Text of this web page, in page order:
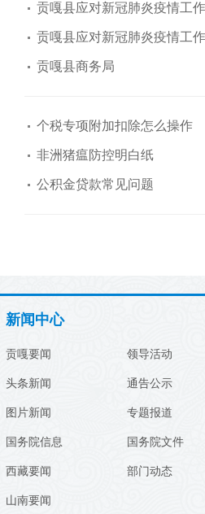
贡嘎县应对新冠肺炎疫情工
贡嘎县应对新冠肺炎疫情工
贡嘎县商务局
个税专项附加扣除怎么操作
非洲猪瘟防控明白纸
公积金贷款常见问题
新闻中心
贡嘎要闻
头条新闻
图片新闻
国务院信息
西藏要闻
山南要闻
领导活动
通告公示
专题报道
国务院文件
部门动态